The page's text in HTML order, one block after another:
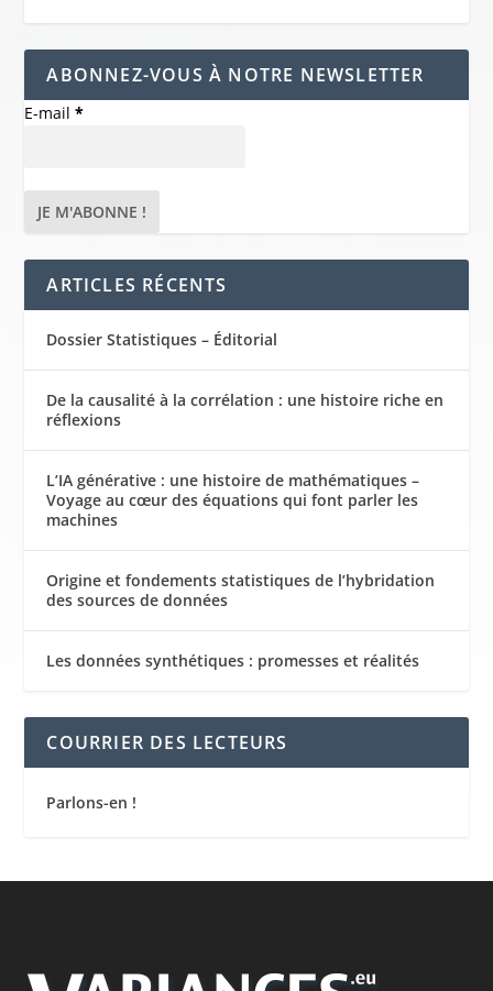
ABONNEZ-VOUS À NOTRE NEWSLETTER
E-mail*
ARTICLES RÉCENTS
Dossier Statistiques – Éditorial
De la causalité à la corrélation : une histoire riche en
réflexions
L’IA générative : une histoire de mathématiques –
Voyage au cœur des équations qui font parler les
machines
Origine et fondements statistiques de l’hybridation
des sources de données
Les données synthétiques : promesses et réalités
COURRIER DES LECTEURS
Parlons-en !